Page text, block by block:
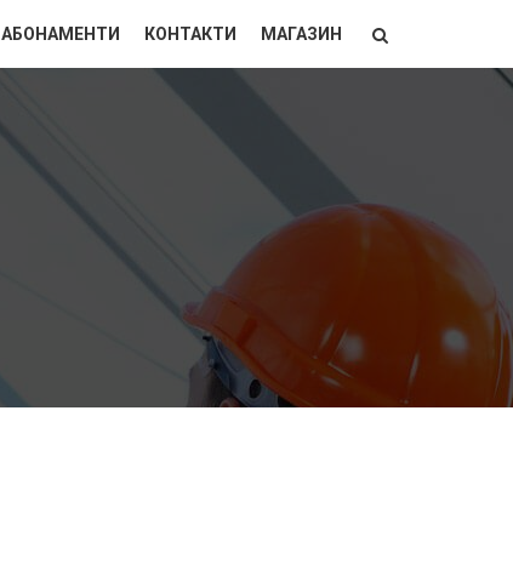
АБОНАМЕНТИ КОНТАКТИ МАГАЗИН